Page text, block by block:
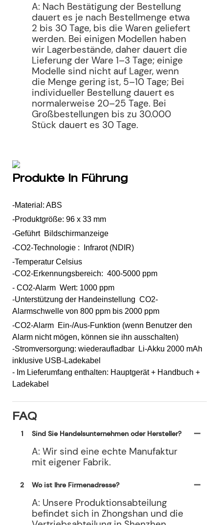
A: Nach Bestätigung der Bestellung
dauert es je nach Bestellmenge etwa
2 bis 30 Tage, bis die Waren geliefert
werden. Bei einigen Modellen haben
wir Lagerbestände, daher dauert die
Lieferung der Ware 1–3 Tage; einige
Modelle sind nicht auf Lager, wenn
die Menge gering ist, 5–10 Tage; Bei
individueller Bestellung dauert es
normalerweise 20–25 Tage. Bei
Großbestellungen bis zu 30.000
Stück dauert es 30 Tage.
Produkte In Führung
-Material: ABS
-Produktgröße: 96 x 33 mm
-Geführt Bildschirmanzeige
-CO2-Technologie : Infrarot (NDIR)
-Temperatur Celsius
-CO2-Erkennungsbereich: 400-5000 ppm
- CO2-Alarm Wert: 1000 ppm
-Unterstützung der Handeinstellung CO2-
Alarmschwelle von 800 ppm bis 2000 ppm
-CO2-Alarm Ein-/Aus-Funktion (wenn Benutzer den
Alarm nicht mögen, können sie ihn ausschalten)
-Stromversorgung: wiederaufladbar Li-Akku 2000 mAh
inklusive USB-Ladekabel
- Im Lieferumfang enthalten: Hauptgerät + Handbuch +
Ladekabel
FAQ
1 Sind Sie Handelsunternehmen oder Hersteller?
A: Wir sind eine echte Manufaktur
mit eigener Fabrik.
2 Wo ist Ihre Firmenadresse?
A: Unsere Produktionsabteilung
befindet sich in Zhongshan und die